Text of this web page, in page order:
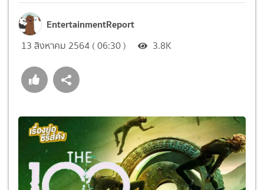
EntertainmentReport
13 สิงหาคม 2564 ( 06:30 ) 3.8K